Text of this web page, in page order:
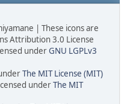
| These icons are
Attribution 3.0 License
underGNU LGPLv3
The MIT License (MIT)
underThe MIT